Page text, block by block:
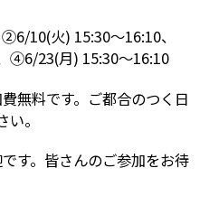
10(火) 15:30～16:10、
④6/23(月) 15:30～16:10
無料です。ご都合のつく日
。
す。皆さんのご参加をお待